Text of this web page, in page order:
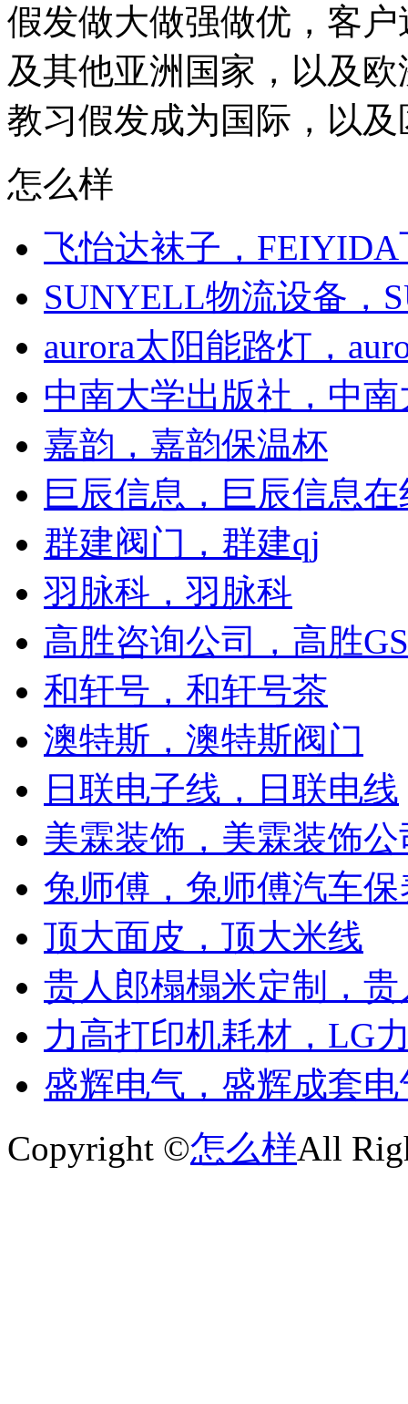
假发做大做强做优，客
及其他亚洲国家，以及
教习假发成为国际，以
怎么样
飞怡达袜子，FEIYIDA
SUNYELL物流设备，
aurora太阳能路灯，
中南大学出版社，中
嘉韵，嘉韵保温杯
巨辰信息，巨辰信息
群建阀门，群建qj
羽脉科，羽脉科
高胜咨询公司，高胜GS
和轩号，和轩号茶
澳特斯，澳特斯阀门
日联电子线，日联电线
美霖装饰，美霖装饰公
兔师傅，兔师傅汽车保
顶大面皮，顶大米线
贵人郎榻榻米定制，
力高打印机耗材，LG
盛辉电气，盛辉成套电
Copyright ©怎么样All